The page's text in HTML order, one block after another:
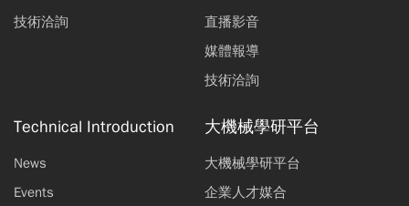
技術洽詢
直播影音
媒體報導
技術洽詢
Technical Introduction
News
Events
大機械學研平台
大機械學研平台
企業人才媒合